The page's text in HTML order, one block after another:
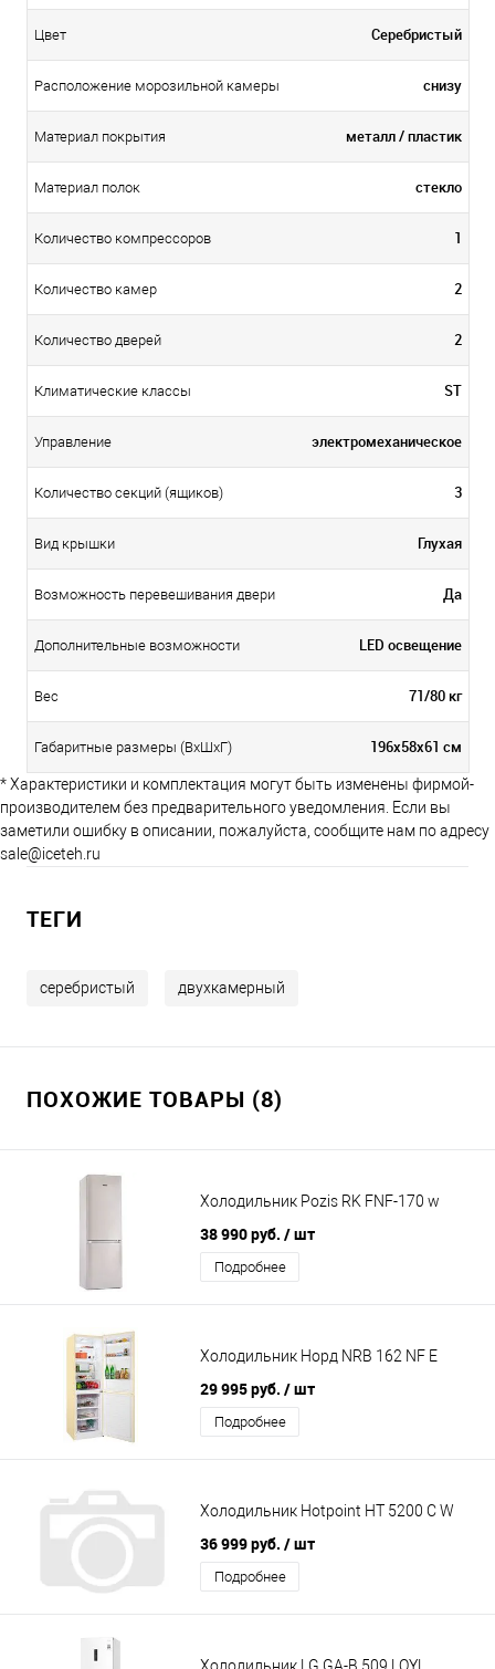
Цвет Серебристый
Расположение морозильной камеры снизу
Материал покрытия металл / пластик
Материал полок стекло
Количество компрессоров 1
Количество камер 2
Количество дверей 2
Климатические классы ST
Управление электромеханическое
Количество секций (ящиков) 3
Вид крышки Глухая
Возможность перевешивания двери Да
Дополнительные возможности LED освещение
Вес 71/80 кг
Габаритные размеры (ВхШхГ) 196х58х61 см
* Характеристики и комплектация могут быть изменены фирмой-
производителем без предварительного уведомления. Если вы
заметили ошибку в описании, пожалуйста, сообщите нам по адресу
sale@iceteh.ru
ТЕГИ
серебристый двухкамерный
ПОХОЖИЕ ТОВАРЫ (8)
Холодильник Pozis RK FNF-170 w
38 990 руб. / шт
Подробнее
Холодильник Норд NRB 162 NF E
29 995 руб. / шт
Подробнее
Холодильник Hotpoint HT 5200 C W
36 999 руб. / шт
Подробнее